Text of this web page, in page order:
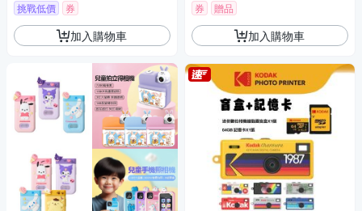
挑戰低價
券
加入購物車
券 贈品
加入購物車